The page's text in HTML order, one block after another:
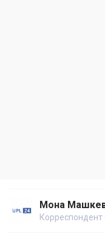
Мона
Корреспондент